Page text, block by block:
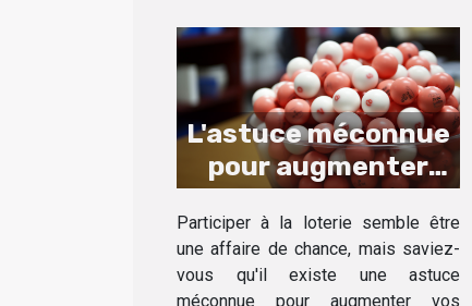
L'astuce méconnue
pour augmenter
vos chances à la
loterie
Participer à la loterie semble être
une affaire de chance, mais saviez-
vous qu'il existe une astuce
méconnue pour augmenter vos